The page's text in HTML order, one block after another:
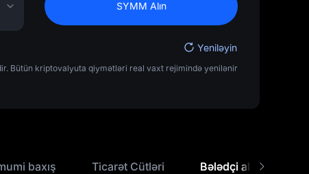
SYMM Alın
Yeniləyin
Bütün kriptovalyuta qiymətləri real vaxt rejimində yenilənir
baxış Ticarət Cütləri Bələdçi alın